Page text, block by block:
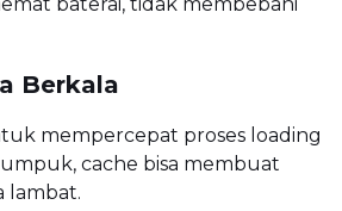
Berkala
mempercepat proses loading
cache bisa membuat
lambat.